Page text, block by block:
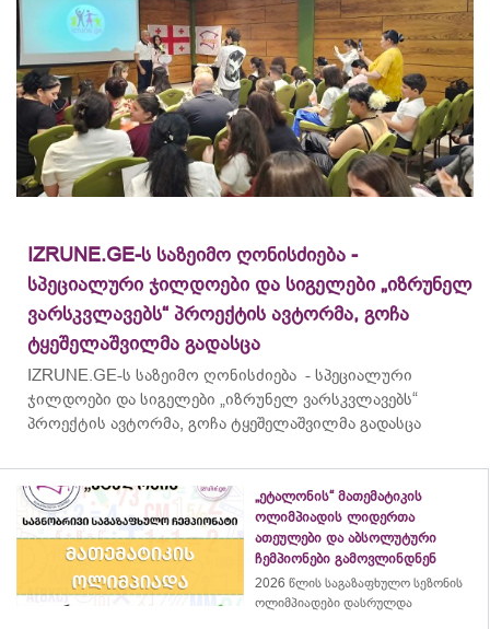
IZRUNE.GE-ს საზეიმო ღონისძიება -
სპეციალური ჯილდოები და სიგელები „იზრუნელ
ვარსკვლავებს“ პროექტის ავტორმა, გოჩა
ტყეშელაშვილმა გადასცა
IZRUNE.GE-ს საზეიმო ღონისძიება - სპეციალური
ჯილდოები და სიგელები „იზრუნელ ვარსკვლავებს“
პროექტის ავტორმა, გოჩა ტყეშელაშვილმა გადასცა
„ეტალონის“ მათემატიკის
ოლიმპიადის ლიდერთა
ათეულები და აბსოლუტური
ჩემპიონები გამოვლინდნენ
2026 წლის საგაზაფხულო სეზონის
ოლიმპიადები დასრულდა